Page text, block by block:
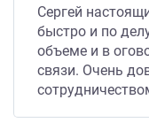
Сергей
быстро и по
объеме и в
связи. Очень